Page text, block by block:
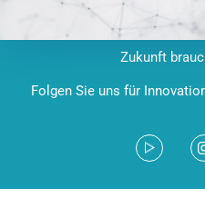
Zukunft
Folgen Sie uns für